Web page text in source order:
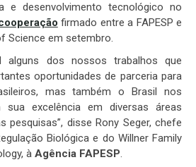
e desenvolvimento tecnológico no
firmado entre a FAPESP e
Science em setembro.
alguns dos nossos trabalhos que
oportunidades de parceria para
mas também o Brasil nos
excelência em diversas áreas
pesquisas”, disse Rony Seger, chefe
Biológica e do Willner Family
à Agência FAPESP.